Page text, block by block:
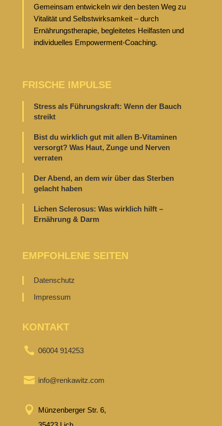
Gemeinsam entwickeln wir den besten Weg zu
Vitalität und Selbstwirksamkeit – durch
Ernährungstherapie, begleitetes Heilfasten und
individuelles Empowerment-Coaching.
FRISCHE IMPULSE
Stress als Führungskraft: Wenn der Bauch
streikt
Bist du wirklich gut mit allen B-Vitaminen
versorgt? Was Haut, Zunge und Nerven
verraten
Der Abend, an dem wir über das Sterben
gelacht haben
Lichen Sclerosus: Was wirklich hilft –
Ernährung & Darm
EMPFOHLENE SEITEN
Datenschutz
Impressum
KONTAKT
 06004 914253
 info@renkawitz.com

Münzenberger Str. 6,